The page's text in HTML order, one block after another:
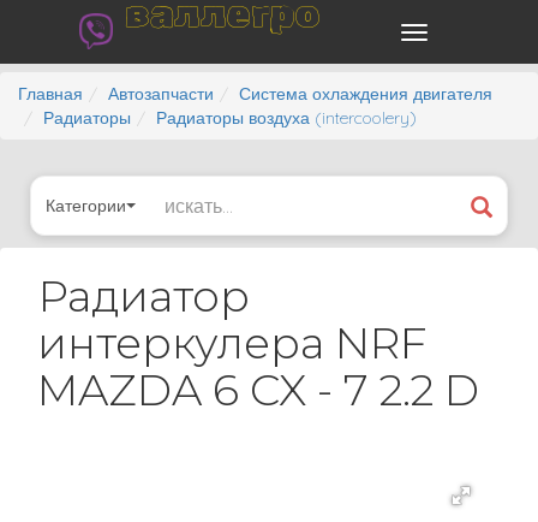
валлегро
Главная Автозапчасти
Система охлаждения двигателя
Радиаторы
Радиаторы воздуха (intercoolery)
Категории
Радиатор
интеркулера NRF
MAZDA 6 CX - 7 2.2 D